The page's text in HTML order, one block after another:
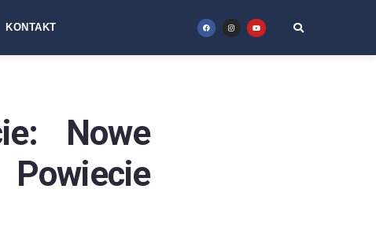
KONTAKT
Nowe